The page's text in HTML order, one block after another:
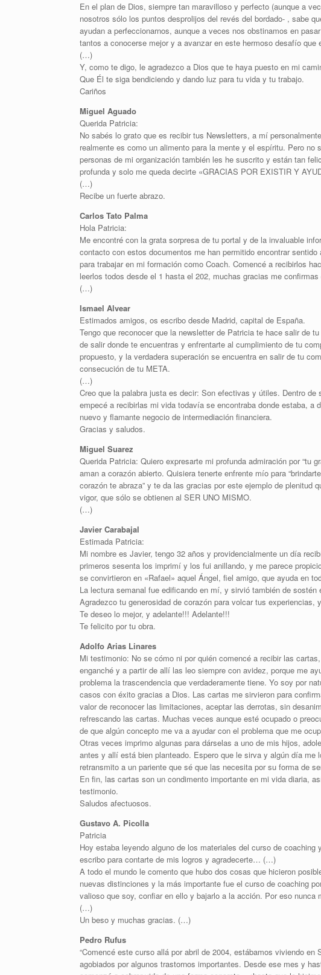
En el plan de Dios, siempre tan maravilloso y perfecto (aunque a
nosotros sólo los puntos desprolijos del revés del bordado- , sabe
ayudan a perfeccionarnos, aunque a veces nos obstinamos en
tantos a conocerse mejor y a avanzar en este hermoso desafío que
(…)
Y, como te digo, le agradezco a Dios que te haya puesto en mi
Que Él te siga bendiciendo y dando luz para tu vida y tu trabajo.
Cariños
Miguel Aguado
Querida Patricia:
No sabés lo grato que es recibir tus Newsletters, a mí
realmente es como un alimento para la mente y el espíritu. Pero
personas de mi organización también les he suscrito y están tan
profunda y solo me queda decirte «GRACIAS POR EXISTIR Y
(…)
Recibe un fuerte abrazo.
Carlos Tato Palma
Hola Patricia:
Me encontré con la grata sorpresa de tu portal y de la invaluable
contacto con estos documentos me han permitido encontrar
para trabajar en mi formación como Coach. Comencé a recibirlos
leerlos todos desde el 1 hasta el 202, muchas gracias me confirmas
(…)
Ismael Alvear
Estimados amigos, os escribo desde Madrid, capital de España.
Tengo que reconocer que la newsletter de Patricia te hace salir de
de salir donde te encuentras y enfrentarte al cumplimiento de tu
propuesto, y la verdadera superación se encuentra en salir de tu
consecución de tu META.
(…)
Creo que la palabra justa es decir: Son efectivas y útiles. Dentro
empecé a recibirlas mi vida todavía se encontraba donde estaba,
nuevo y flamante negocio de intermediación financiera.
Gracias y saludos.
Miguel Suarez
Querida Patricia: Quiero expresarte mi profunda admiración por “tu
aman a corazón abierto. Quisiera tenerte enfrente mío para
corazón te abraza” y te da las gracias por este ejemplo de plenitud
vigor, que sólo se obtienen al SER UNO MISMO.
(…)
Javier Carabajal
Estimada Patricia:
Mi nombre es Javier, tengo 32 años y providencialmente un día
primeros sesenta los imprimí y los fui anillando, y me parece
se convirtieron en «Rafael» aquel Ángel, fiel amigo, que ayuda en
La lectura semanal fue edificando en mí, y sirvió también de
Agradezco tu generosidad de corazón para volcar tus experiencias,
Te deseo lo mejor, y adelante!!! Adelante!!!
Te felicito por tu obra.
Adolfo Arias Linares
Mi testimonio: No se cómo ni por quién comencé a recibir las
enganché y a partir de allí las leo siempre con avidez, porque me
problema la trascendencia que verdaderamente tiene. Yo soy por
casos con éxito gracias a Dios. Las cartas me sirvieron para
valor de reconocer las limitaciones, aceptar las derrotas, sin
refrescando las cartas. Muchas veces aunque esté ocupado o
de que algún concepto me va a ayudar con el problema que me
Otras veces imprimo algunas para dárselas a uno de mis hijos,
antes y allí está bien planteado. Espero que le sirva y algún día me
retransmito a un pariente que sé que las necesita por su forma de
En fin, las cartas son un condimento importante en mi vida diaria,
testimonio.
Saludos afectuosos.
Gustavo A. Picolla
Patricia
Hoy estaba leyendo alguno de los materiales del curso de
escribo para contarte de mis logros y agradecerte… (…)
A todo el mundo le comento que hubo dos cosas que hicieron
nuevas distinciones y la más importante fue el curso de coaching
valioso que soy, confiar en ello y bajarlo a la acción. Por eso
(…)
Un beso y muchas gracias. (…)
Pedro Rufus
“Comencé este curso allá por abril de 2004, estábamos viviendo
agobiados por algunos trastornos importantes. Desde ese mes y